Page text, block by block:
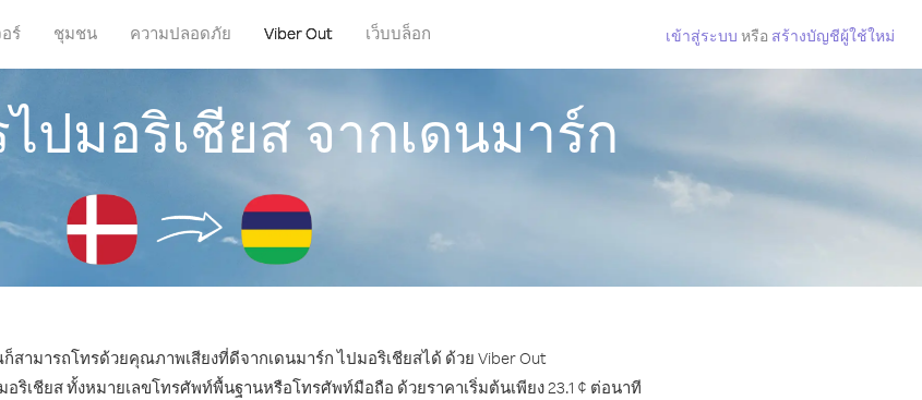
ร์ ชุมชน ความปลอดภัย Viber Out เว็บบล็อก เข้าสู่ระบบ หรือ สร้างบัญชีผู้ใช้ใหม่
ปมอริเชียส จากเดนมาร์ก
ามารถโทรด้วยคุณภาพเสียงที่ดีจากเดนมาร์ก ไปมอริเชียสได้ ด้วย Viber Out
ริเชียส ทั้งหมายเลขโทรศัพท์พื้นฐานหรือโทรศัพท์มือถือ ด้วยราคาเริ่มต้นเพียง 23.1 ¢ ต่อนาที